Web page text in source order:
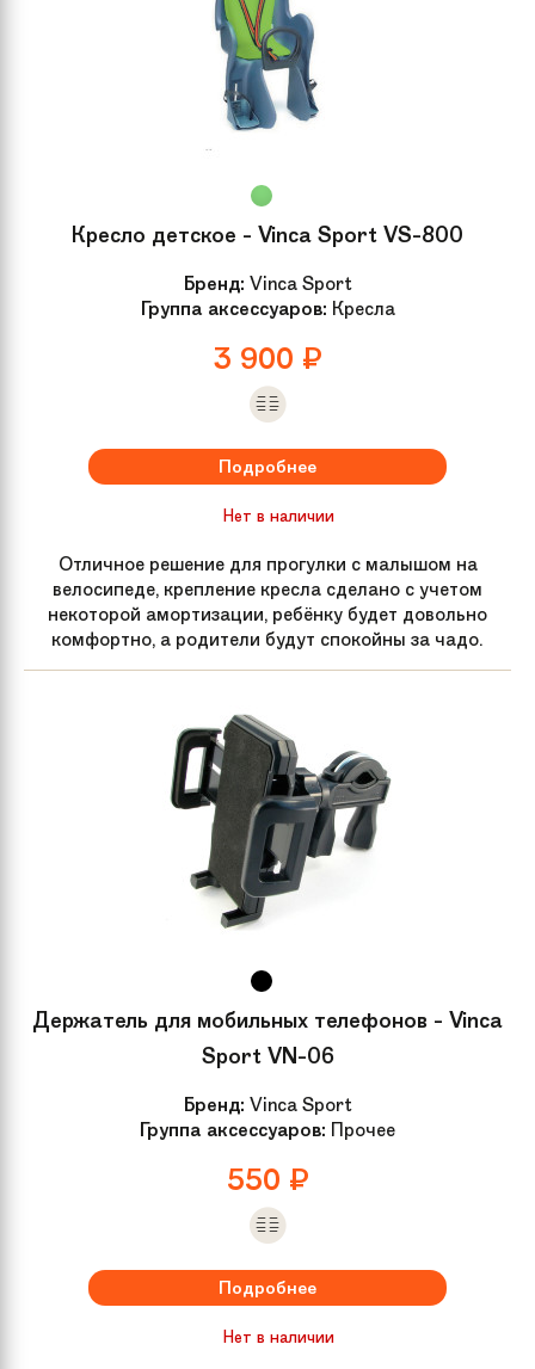
Кресло детское - Vinca Sport VS-800
Бренд: Vinca Sport
Группа аксессуаров: Кресла
3 900 ₽
Подробнее
Нет в наличии
Отличное решение для прогулки с малышом на
велосипеде, крепление кресла сделано с учетом
некоторой амортизации, ребёнку будет довольно
комфортно, а родители будут спокойны за чадо.
Держатель для мобильных телефонов - Vinca
Sport VN-06
Бренд: Vinca Sport
Группа аксессуаров: Прочее
550 ₽
Подробнее
Нет в наличии